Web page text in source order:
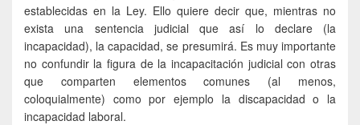
establecidas en la Ley. Ello quiere decir que, mientras no
exista una sentencia judicial que así lo declare (la
incapacidad), la capacidad, se presumirá. Es muy importante
no confundir la figura de la incapacitación judicial con otras
que comparten elementos comunes (al menos,
coloquialmente) como por ejemplo la discapacidad o la
incapacidad laboral.